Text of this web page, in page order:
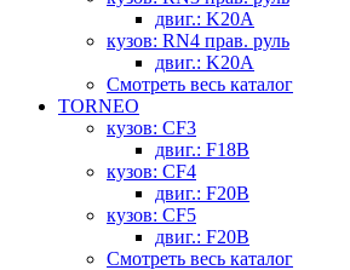
двиг.: K20A
кузов: RN4 прав. руль
двиг.: K20A
Смотреть весь каталог
TORNEO
кузов: CF3
двиг.: F18B
кузов: CF4
двиг.: F20B
кузов: CF5
двиг.: F20B
Смотреть весь каталог